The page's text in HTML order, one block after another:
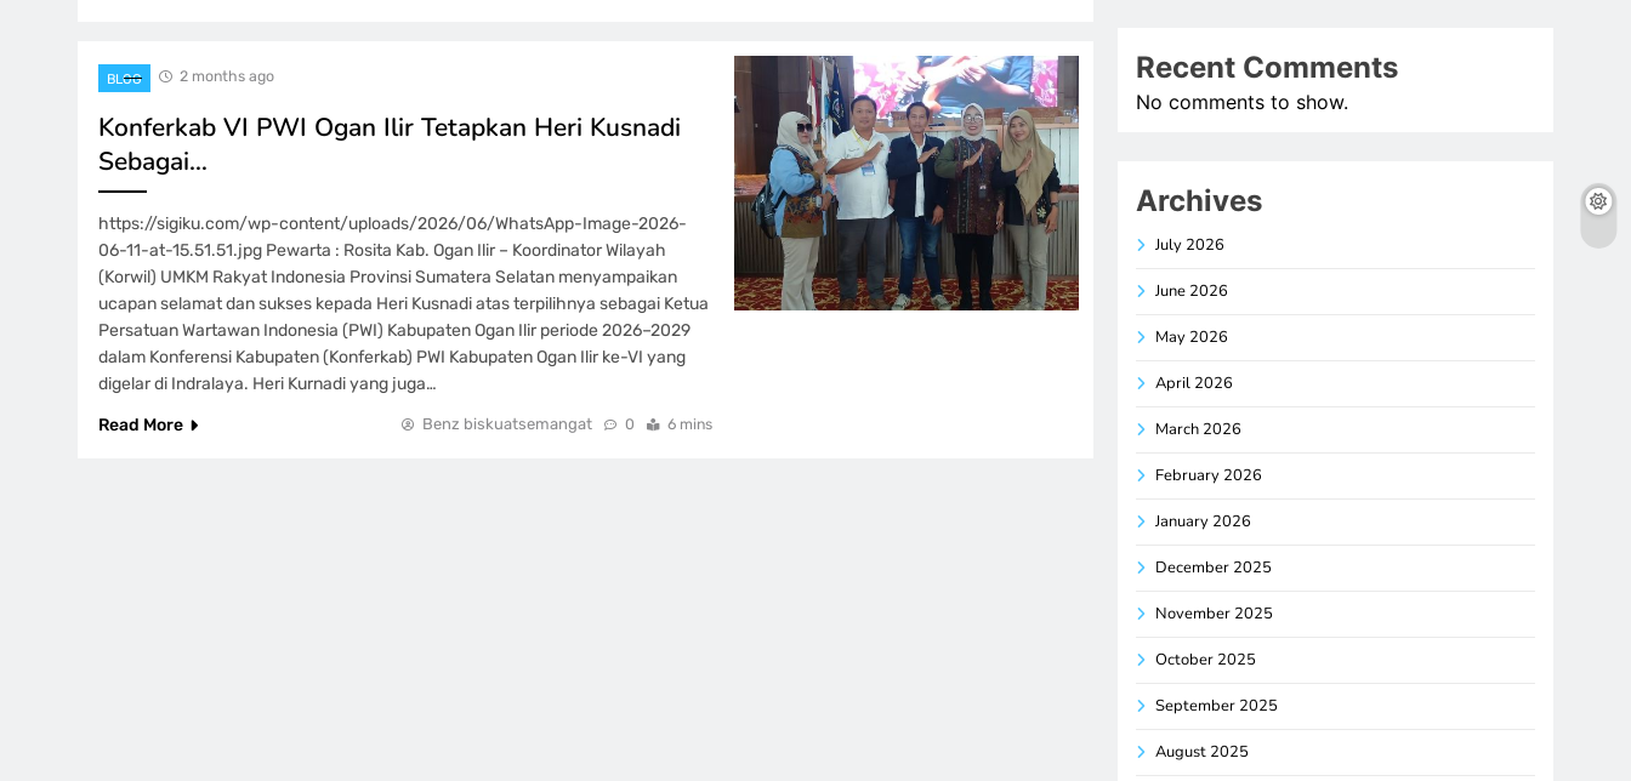
BLOG 2 months ago
Konferkab VI PWI Ogan Ilir Tetapkan Heri Kusnadi
Sebagai…
https://sigiku.com/wp-content/uploads/2026/06/WhatsApp-Image-2026-
06-11-at-15.51.51.jpg Pewarta : Rosita Kab. Ogan Ilir – Koordinator Wilayah
(Korwil) UMKM Rakyat Indonesia Provinsi Sumatera Selatan menyampaikan
ucapan selamat dan sukses kepada Heri Kusnadi atas terpilihnya sebagai Ketua
Persatuan Wartawan Indonesia (PWI) Kabupaten Ogan Ilir periode 2026–2029
dalam Konferensi Kabupaten (Konferkab) PWI Kabupaten Ogan Ilir ke-VI yang
digelar di Indralaya. Heri Kurnadi yang juga…
Read More
Benz biskuatsemangat 0 6 mins
Recent Comments
No comments to show.
Archives
July 2026
June 2026
May 2026
April 2026
March 2026
February 2026
January 2026
December 2025
November 2025
October 2025
September 2025
August 2025